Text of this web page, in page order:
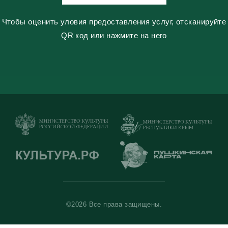
Чтобы оценить уловия предоставления услуг, отсканируйте
QR код или нажмите на него
©2026 Все права защищены.